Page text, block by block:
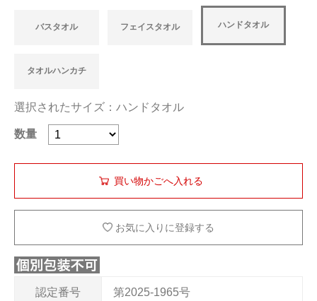
認定番号 第2025-1965号
バスタオル フェイスタオル ハンドタオル
タオルハンカチ
選択されたサイズ：ハンドタオル
数量
お気に入りに登録する